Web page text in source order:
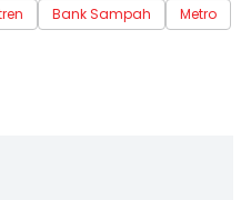
Bank Sampah Metro